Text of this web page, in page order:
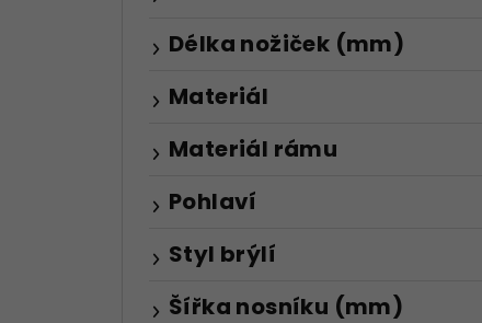
Délka nožiček (mm)
Materiál
Materiál rámu
Pohlaví
Styl brýlí
Šířka nosníku (mm)